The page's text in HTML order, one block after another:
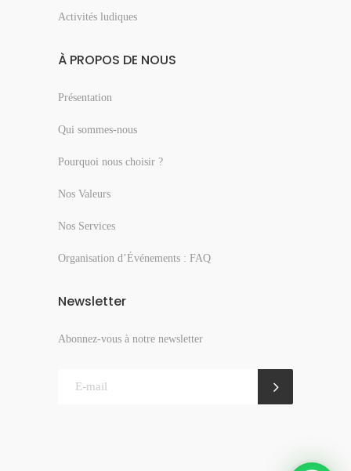
Activités ludiques
À PROPOS DE NOUS
Présentation
Qui sommes-nous
Pourquoi nous choisir ?
Nos Valeurs
Nos Services
Organisation d’Événements : FAQ
Newsletter
Abonnez-vous à notre newsletter